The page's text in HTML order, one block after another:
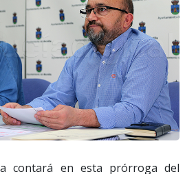
contará en esta prórroga del